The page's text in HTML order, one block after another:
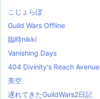
こじょらぼ
Guild Wars Offline
臨時nikki
Vanishing Days
404 Divinity's Reach Avenue
美空
遅れてきたGuildWars2日記